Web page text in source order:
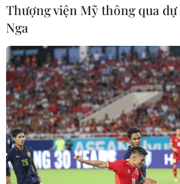
TIN CÙNG CHUYÊN MỤC
Tây Ninh ngăn chặn, xử lý nghiêm
các vụ việc xâm phạm quyền sở
trí tuệ
08/08/2026 04:29
Dắt chó đi dạo không đúng quy
định, bị phạt đến 2 triệu đồng?
08/08/2026 04:16
Thượng viện Mỹ thông qua
Nga